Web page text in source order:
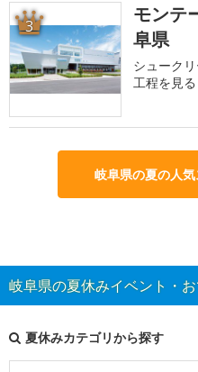
3
モンテ
阜県
シューク
工程を見る
岐阜県の夏の人
岐阜県の夏休みイベント・
夏休みカテゴリから探す